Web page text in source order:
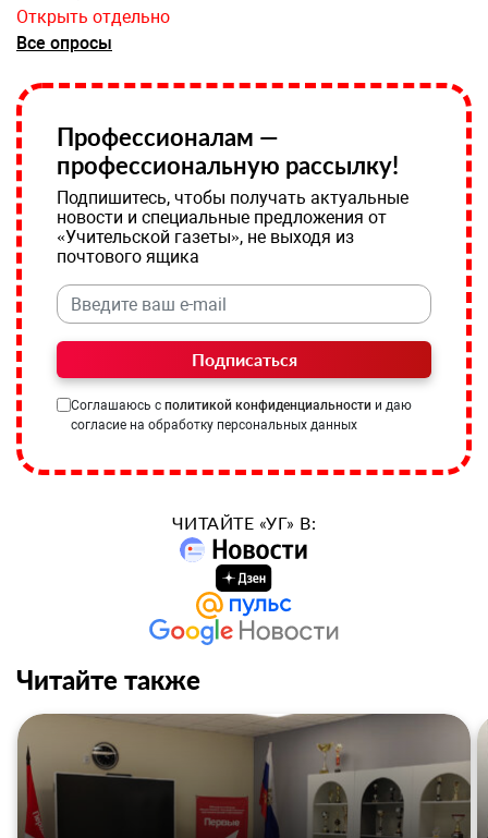
Открыть отдельно
Все опросы
Профессионалам —
профессиональную рассылку!
Подпишитесь, чтобы получать актуальные
новости и специальные предложения от
«Учительской газеты», не выходя из
почтового ящика
Подписаться
Соглашаюсь с политикой конфиденциальности и даю
согласие на обработку персональных данных
ЧИТАЙТЕ «УГ» В:
Читайте также